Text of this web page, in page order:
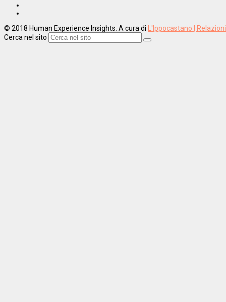
© 2018 Human Experience Insights. A cura di L'Ippocastano |
Cerca nel sito